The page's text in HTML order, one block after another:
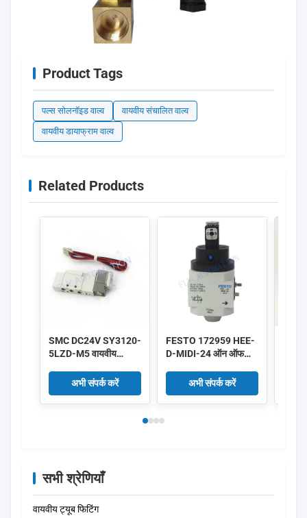
Product Tags
पल्स सोलनॉइड वाल्व
वायवीय संचालित वाल्व
वायवीय डायाफ्राम वाल्व
Related Products
SMC DC24V SY3120-
5LZD-M5 वायवीय
0.35W 5/2 रास्ता
अभी संपर्क करें
FESTO 172959 HEE-
D-MIDI-24 ऑन ऑफ
मिनी-24अभी संपर्क करें
सभी श्रेणियाँ
वायवीय ट्यूब फिटिंग